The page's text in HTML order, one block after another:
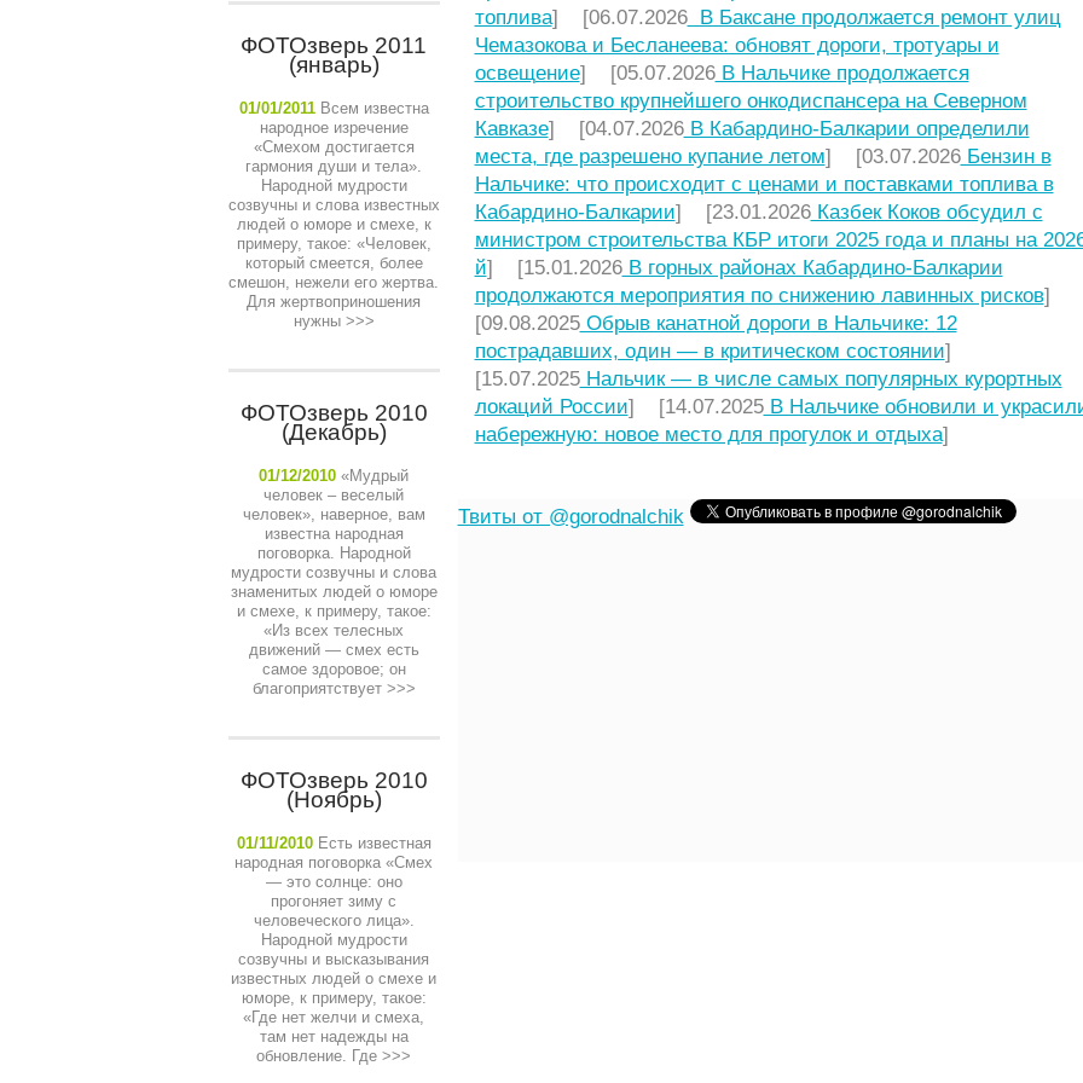
ФОТОзверь 2011
(январь)
01/01/2011 Всем известна
народное изречение
«Смехом достигается
гармония души и тела».
Народной мудрости
созвучны и слова известных
людей о юморе и смехе, к
примеру, такое: «Человек,
который смеется, более
смешон, нежели его жертва.
Для жертвоприношения
нужны>>>
ФОТОзверь 2010
(Декабрь)
01/12/2010 «Мудрый
человек – веселый
человек», наверное, вам
известна народная
поговорка. Народной
мудрости созвучны и слова
знаменитых людей о юморе
и смехе, к примеру, такое:
«Из всех телесных
движений — смех есть
самое здоровое; он
благоприятствует>>>
ФОТОзверь 2010
(Ноябрь)
01/11/2010 Есть известная
народная поговорка «Смех
— это солнце: оно
прогоняет зиму с
человеческого лица».
Народной мудрости
созвучны и высказывания
известных людей о смехе и
юморе, к примеру, такое:
«Где нет желчи и смеха,
там нет надежды на
обновление. Где >>>
топлива] [06.07.2026В Баксане продолжается ремонт улиц
Чемазокова и Бесланеева: обновят дороги, тротуары и
освещение] [05.07.2026В Нальчике продолжается
строительство крупнейшего онкодиспансера на Северном
Кавказе] [04.07.2026В Кабардино-Балкарии определили
места, где разрешено купание летом] [03.07.2026Бензин в
Нальчике: что происходит с ценами и поставками топлива в
Кабардино-Балкарии] [23.01.2026Казбек Коков обсудил с
министром строительства КБР итоги 2025 года и планы на
й] [15.01.2026В горных районах Кабардино-Балкарии
продолжаются мероприятия по снижению лавинных рисков]
[09.08.2025Обрыв канатной дороги в Нальчике: 12
пострадавших, один — в критическом состоянии]
[15.07.2025Нальчик — в числе самых популярных курортных
локаций России] [14.07.2025В Нальчике обновили и
набережную: новое место для прогулок и отдыха]
Твиты от @gorodnalchik